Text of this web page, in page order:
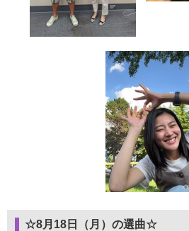
☆8月18日（月）の選曲☆